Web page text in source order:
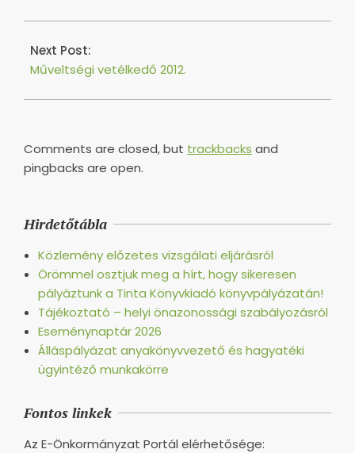
Next Post:
Műveltségi vetélkedő 2012.
Comments are closed, but trackbacks and
pingbacks are open.
Hirdetőtábla
Közlemény előzetes vizsgálati eljárásról
Örömmel osztjuk meg a hírt, hogy sikeresen
pályáztunk a Tinta Könyvkiadó könyvpályázatán!
Tájékoztató – helyi önazonossági szabályozásról
Eseménynaptár 2026
Álláspályázat anyakönyvvezető és hagyatéki
ügyintéző munkakörre
Fontos linkek
Az E-Önkormányzat Portál elérhetősége: